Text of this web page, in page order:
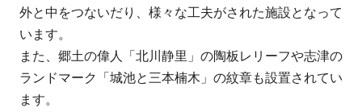
外と中をつないだり、様々な工夫がされた施設となって
います。
また、郷土の偉人「北川静里」の陶板レリーフや志津の
ランドマーク「城池と三本楠木」の紋章も設置されてい
ます。